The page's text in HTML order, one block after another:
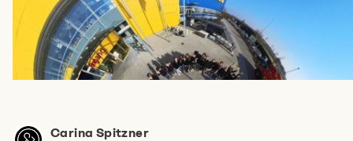
Carina Spitzner
E-Mail-Adresse*